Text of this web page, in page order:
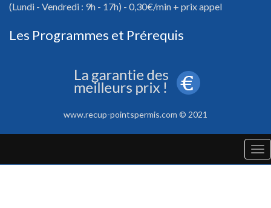
(Lundi - Vendredi : 9h - 17h) - 0,30€/min + prix appel
Les Programmes et Prérequis
www.recup-pointspermis.com © 2021